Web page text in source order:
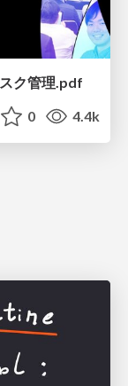
ク管理.pdf
0 4.4k